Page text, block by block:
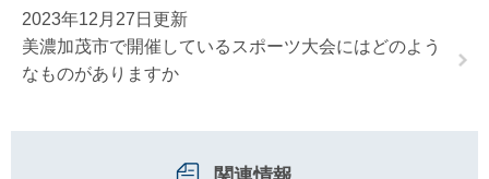
2023年12月27日更新
美濃加茂市で開催しているスポーツ大会にはどのよう
なものがありますか